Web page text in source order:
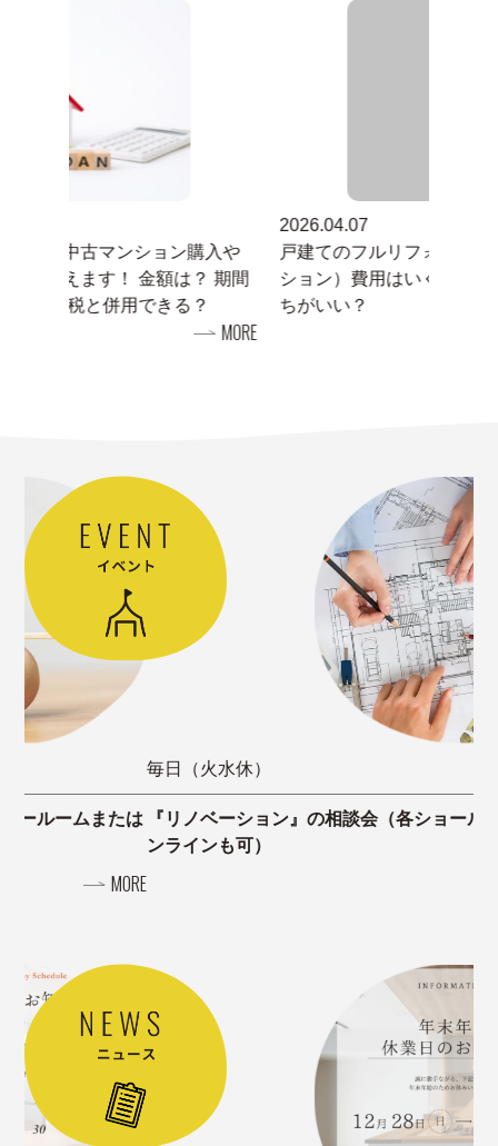
戸建てのフルリフォーム（フルリノベー
ション）費用はいくら？ 建て替えとどっ
ちがいい？
毎日（火水休）
『リノベーション』の相談会（各ショールームまたはオ
ンラインも可）
『